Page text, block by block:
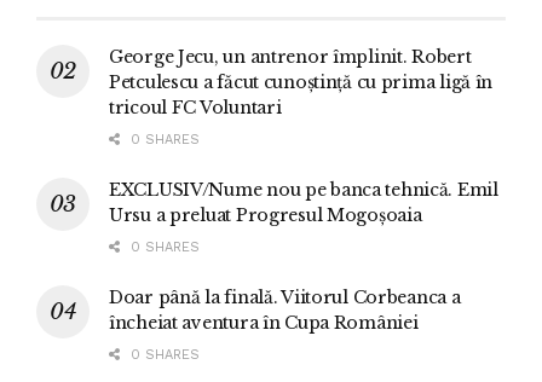
George Jecu, un antrenor împlinit. Robert
Petculescu a făcut cunoștință cu prima ligă în
tricoul FC Voluntari
0 SHARES
EXCLUSIV/Nume nou pe banca tehnică. Emil
Ursu a preluat Progresul Mogoșoaia
0 SHARES
Doar până la finală. Viitorul Corbeanca a
încheiat aventura în Cupa României
0 SHARES